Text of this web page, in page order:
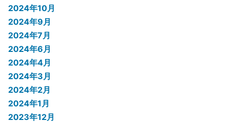
2024年10月
2024年9月
2024年7月
2024年6月
2024年4月
2024年3月
2024年2月
2024年1月
2023年12月